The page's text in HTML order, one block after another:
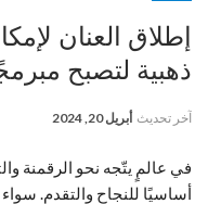
ذهبية لتصبح
آخر تحديث أبريل 20, 2024
في عالمٍ يتّجه نحو الرقمنة
أساسيًا للنجاح والتقدم.